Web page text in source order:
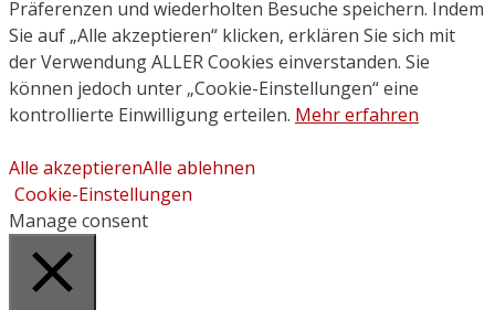
Präferenzen und wiederholten Besuche speichern. Indem
Sie auf „Alle akzeptieren“ klicken, erklären Sie sich mit
der Verwendung ALLER Cookies einverstanden. Sie
können jedoch unter „Cookie-Einstellungen“ eine
kontrollierte Einwilligung erteilen. Mehr erfahren
Alle akzeptierenAlle ablehnen
Cookie-Einstellungen
Manage consent